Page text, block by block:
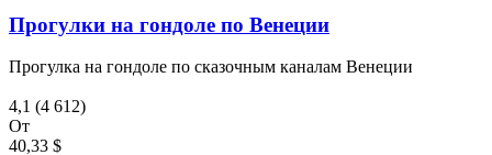
Прогулки на гондоле по Венеции
Прогулка на гондоле по сказочным каналам Венеции
4,1 (4 612)
От
40,33 $